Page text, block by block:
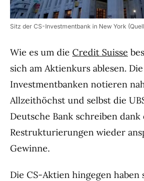
Sitz der CS-Investmentbank in New York
Wie es um die Credit Suisse
sich am Aktienkurs ablesen.
Investmentbanken notieren
Allzeithöchst und selbst die
Deutsche Bank schreiben
Restrukturierungen wieder
Gewinne.
Die CS-Aktien hingegen haben